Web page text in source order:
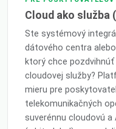
Cloud ako služba
Ste systémový
dátového centra
ktorý chce
cloudovej služby?
mieru pre
telekomunikačných
suverénnu cloudovú